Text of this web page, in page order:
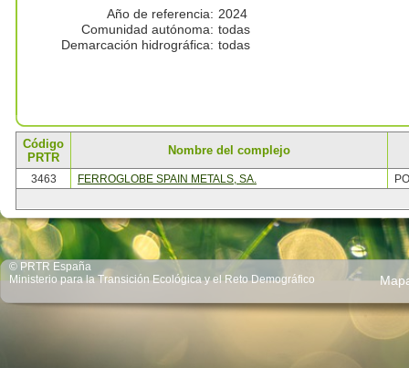
Año de referencia: 2024
Comunidad autónoma: todas
Demarcación hidrográfica: todas
Código
PRTR
Nombre del complejo
3463 FERROGLOBE SPAIN METALS, SA.
© PRTR España
Ministerio para la Transición Ecológica y el Reto Demográfico